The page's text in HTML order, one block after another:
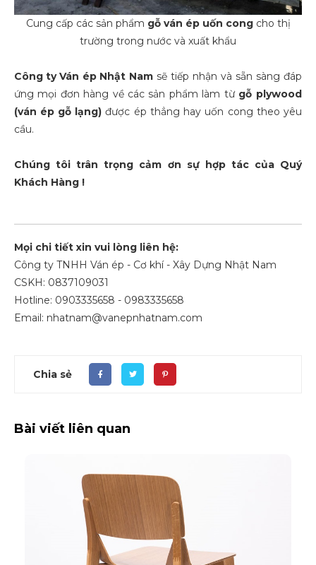
Cung cấp các sản phẩm gỗ ván ép uốn congcho thị
trường trong nước và xuất khẩu
Công ty Ván ép Nhật Nam sẽ tiếp nhận và sẵn sàng đáp
ứng mọi đơn hàng về các sản phẩm làm từ gỗ plywood
(ván ép gỗ lạng) được ép thẳng hay uốn cong theo yêu
cầu.
Chúng tôi trân trọng cảm ơn sự hợp tác của Quý
Khách Hàng !
Mọi chi tiết xin vui lòng liên hệ:
Công ty TNHH Ván ép - Cơ khí - Xây Dựng Nhật Nam
CSKH: 0837109031
Hotline: 0903335658 - 0983335658
Email: nhatnam@vanepnhatnam.com
Chia sẻ
Bài viết liên quan